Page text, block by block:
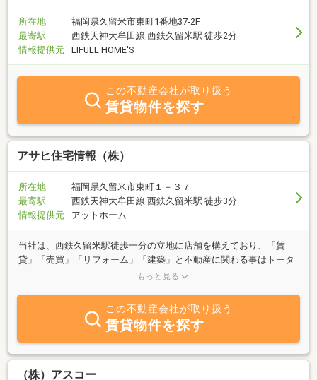
所在地
福岡県久留米市東町1番地37-2F
最寄駅
西鉄天神大牟田線 西鉄久留米駅 徒歩2分
情報提供元
LIFULL HOME'S
この不動産会社が取り扱う
賃貸物件を探す
アサヒ住宅情報（株）
所在地
福岡県久留米市東町１－３７
最寄駅
西鉄天神大牟田線 西鉄久留米駅 徒歩3分
情報提供元
アットホーム
当社は、西鉄久留米駅徒歩一分の立地に店舗を構えており、「賃
貸」「売買」「リフォーム」「建築」と不動産に関わる事はトータ
ルにご提案をさせて頂いております。 様々な出会いのひとつひと
と共に感動を分かち合う。 トータル＆スピーディーに、より信頼
される不動産会社でありたいと考えております。
もっと見る
この不動産会社が取り扱う
賃貸物件を探す
（株）アスコー